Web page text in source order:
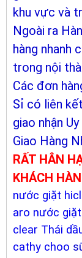
khu vực và
Ngoài ra
hàng nhanh
trong nội
Các đơn
Sỉ có liên
giao nhận
Giao Hàng
RẤT HÂN
KHÁCH
nước giặt
aro nước
clear Thái
cathy choo